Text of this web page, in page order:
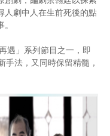
人劇中人在生前死後的點
遇」系列節目之一，即
法，又同時保留精髓，